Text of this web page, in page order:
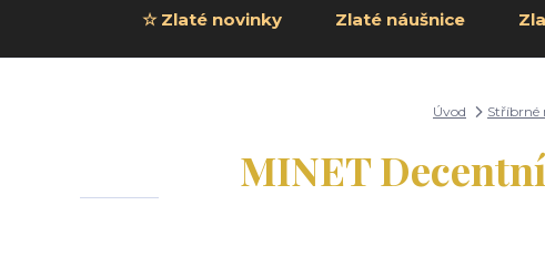
☆ Zlaté novinky Zlaté náušnice
Úvod Stříbrné
MINET